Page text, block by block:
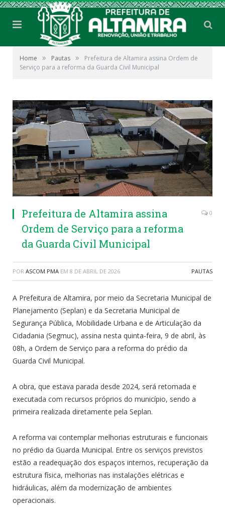
Home » Pautas »
Prefeitura de Altamira assina Ordem de
Serviço para a reforma da Guarda Civil Municipal
Prefeitura de Altamira assina
Ordem de Serviço para a reforma
da Guarda Civil Municipal
0
POR ASCOM PMA EM 8 DE ABRIL DE 2026 PAUTAS
A Prefeitura de Altamira, por meio da Secretaria Municipal de
Planejamento (Seplan) e da Secretaria Municipal de
Segurança Pública, Mobilidade Urbana e de Articulação da
Cidadania (Segmuc), assina nesta quinta-feira, 9 de abril, às
08h, a Ordem de Serviço para a reforma do prédio da
Guarda Civil Municipal.
A obra, que estava parada desde 2024, será retomada e
executada com recursos próprios do município, sendo a
primeira realizada diretamente pela Seplan.
A reforma vai contemplar melhorias estruturais e funcionais
no prédio da Guarda Municipal. Entre os serviços previstos
estão a readequação dos espaços internos, recuperação da
estrutura física, melhorias nas instalações elétricas e
hidráulicas, além da modernização de ambientes
operacionais.